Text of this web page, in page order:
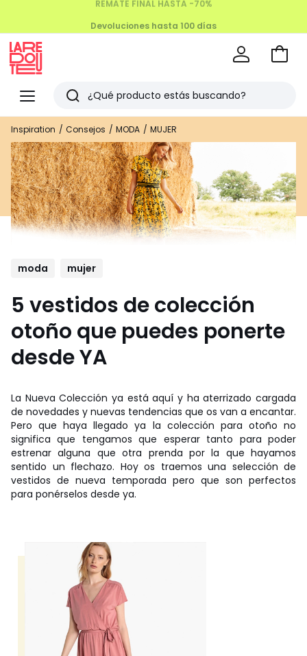
Menu
Redoute
Buscar
Últimos
artículos
vistos
Ir
Inspiration Consejos MODA MUJER
moda mujer
5 vestidos de colección
otoño que puedes ponerte
desde YA
La Nueva Colección ya está aquí y ha aterrizado cargada
de novedades y nuevas tendencias que os van a encantar.
Pero que haya llegado ya la colección para otoño no
significa que tengamos que esperar tanto para poder
estrenar alguna que otra prenda por la que hayamos
sentido un flechazo. Hoy os traemos una selección de
vestidos de nueva temporada pero que son perfectos
para ponérselos desde ya.